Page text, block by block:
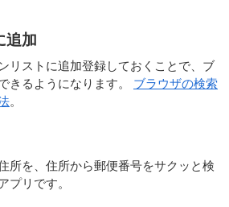
追加
リストに追加登録しておくことで、ブ
きるようになります。 ブラウザの検索
。
所を、住所から郵便番号をサクッと検
プリです。